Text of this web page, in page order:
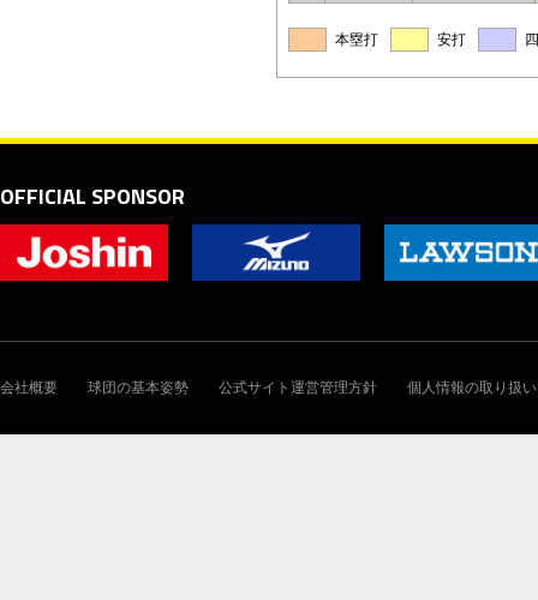
本塁打 安打
OFFICIAL SPONSOR
会社概要 球団の基本姿勢 公式サイト運営管理方針 個人情報の取り扱い